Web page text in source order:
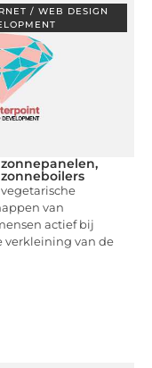
/ WEB DESIGN
van
actief bij
verkleining van de